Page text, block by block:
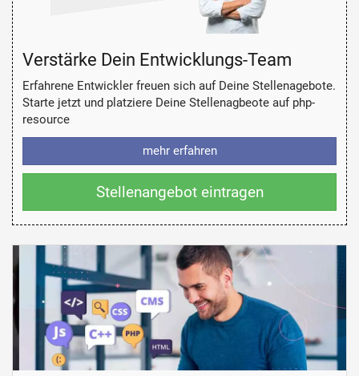
Verstärke Dein Entwicklungs-Team
Erfahrene Entwickler freuen sich auf Deine Stellenagebote.
Starte jetzt und platziere Deine Stellenagbeote auf php-
resource
mehr erfahren
Stellenangebot eintragen